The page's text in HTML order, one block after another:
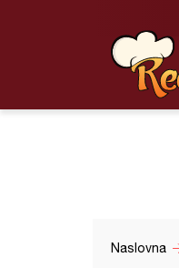
Naslovna